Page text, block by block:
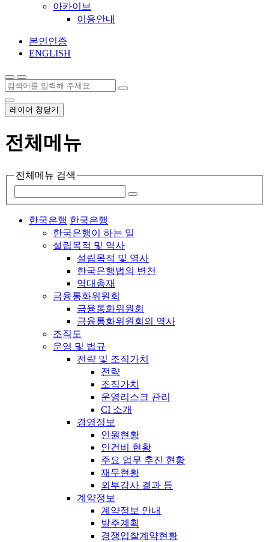
아카이브
이용안내
본인인증
ENGLISH
레이어 창닫기
전체메뉴
전체메뉴 검색
한국은행 한국은행
한국은행이 하는 일
설립목적 및 역사
설립목적 및 역사
한국은행법의 변천
역대총재
금융통화위원회
금융통화위원회
금융통화위원회의 역사
조직도
운영 및 법규
전략 및 조직가치
전략
조직가치
운영리스크 관리
CI 소개
경영정보
인원현황
인건비 현황
주요 업무 추진 현황
재무현황
외부감사 결과 등
계약정보
계약정보 안내
발주계획
경쟁입찰계약현황